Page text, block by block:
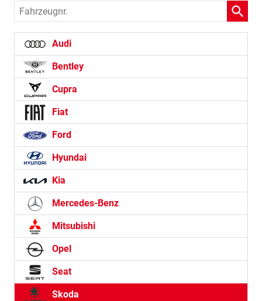
Fahrzeugnr.
Audi
Bentley
Cupra
Fiat
Ford
Hyundai
Kia
Mercedes-Benz
Mitsubishi
Opel
Seat
Skoda